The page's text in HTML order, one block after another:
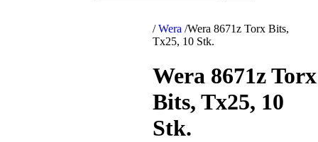
/ Wera /Wera 8671z Torx Bits,
Tx25, 10 Stk.
Wera 8671z Torx
Bits, Tx25, 10
Stk.